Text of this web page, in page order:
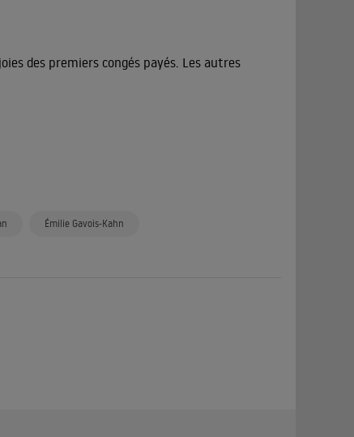
des premiers congés payés. Les autres
Émilie Gavois-Kahn